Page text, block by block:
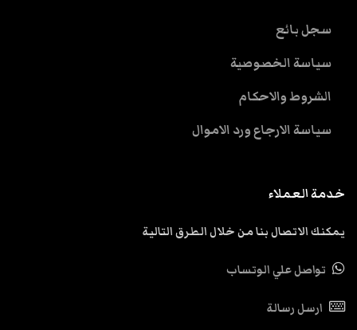
سجل بائع
سياسة الخصوصية
الشروط والاحكام
سياسة الارجاع ورد الاموال
خدمة العملاء
يمكنك الاتصال بنا من خلال الطرق التالية
تواصل علي الوتساب
ارسل رسالة